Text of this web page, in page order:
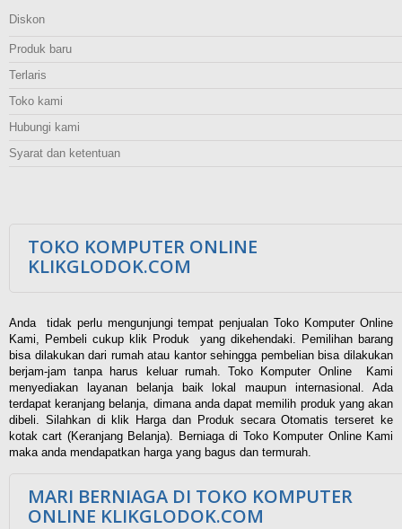
Diskon
Produk baru
Terlaris
Toko kami
Hubungi kami
Syarat dan ketentuan
TOKO KOMPUTER ONLINE
KLIKGLODOK.COM
Anda tidak perlu mengunjungi tempat penjualan Toko Komputer Online
Kami, Pembeli cukup klik Produk yang dikehendaki. Pemilihan barang
bisa dilakukan dari rumah atau kantor sehingga pembelian bisa dilakukan
berjam-jam tanpa harus keluar rumah. Toko Komputer Online Kami
menyediakan layanan belanja baik lokal maupun internasional. Ada
terdapat keranjang belanja, dimana anda dapat memilih produk yang akan
dibeli. Silahkan di klik Harga dan Produk secara Otomatis terseret ke
kotak cart (Keranjang Belanja). Berniaga di Toko Komputer Online Kami
maka anda mendapatkan harga yang bagus dan termurah.
MARI BERNIAGA DI TOKO KOMPUTER
ONLINE KLIKGLODOK.COM